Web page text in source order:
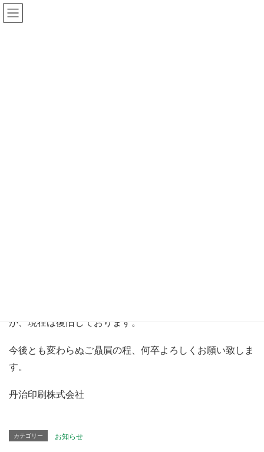
が、現在は復旧しております。
今後とも変わらぬご贔屓の程、何卒よろしくお願い致しま
す。
丹治印刷株式会社
カテゴリー お知らせ